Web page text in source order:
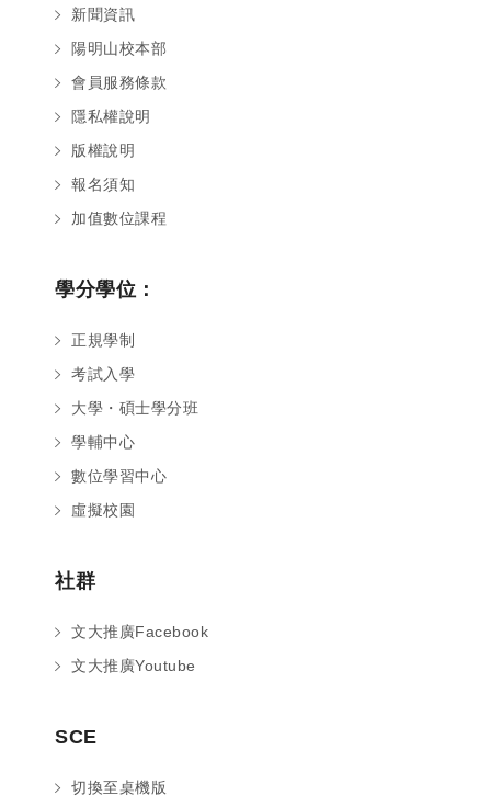
新聞資訊
陽明山校本部
會員服務條款
隱私權說明
版權說明
報名須知
加值數位課程
學分學位：
正規學制
考試入學
大學・碩士學分班
學輔中心
數位學習中心
虛擬校園
社群
文大推廣Facebook
文大推廣Youtube
SCE
切換至桌機版